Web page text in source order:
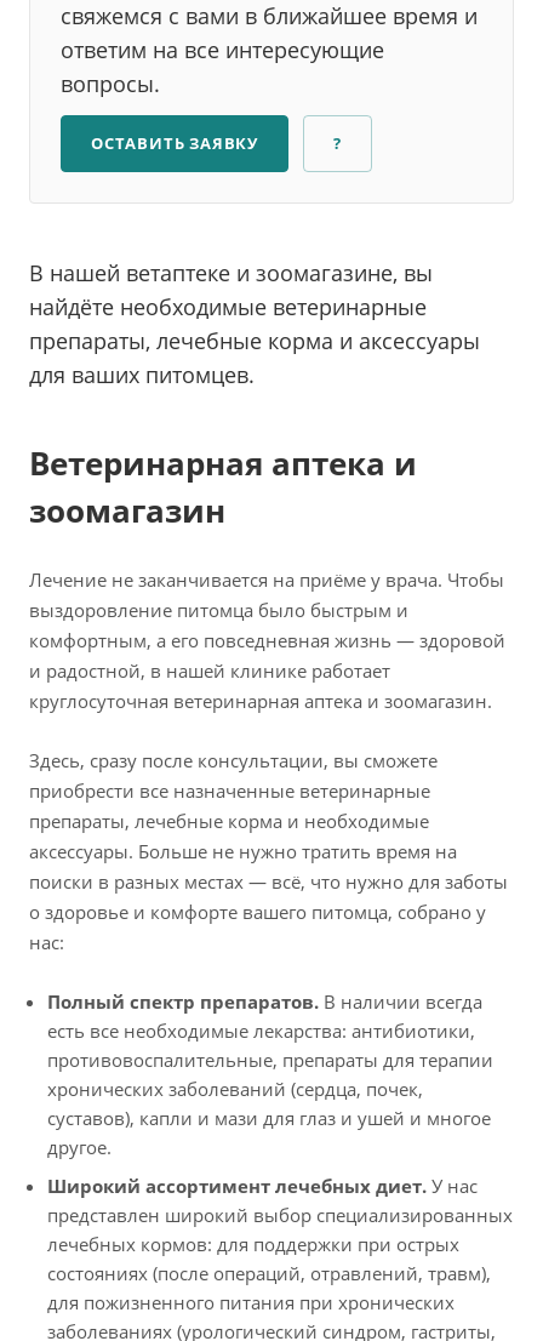
свяжемся с вами в ближайшее время и
ответим на все интересующие
вопросы.
ОСТАВИТЬ ЗАЯВКУ ?
В нашей ветаптеке и зоомагазине, вы
найдёте необходимые ветеринарные
препараты, лечебные корма и аксессуары
для ваших питомцев.
Ветеринарная аптека и
зоомагазин
Лечение не заканчивается на приёме у врача. Чтобы
выздоровление питомца было быстрым и
комфортным, а его повседневная жизнь — здоровой
и радостной, в нашей клинике работает
круглосуточная ветеринарная аптека и зоомагазин.
Здесь, сразу после консультации, вы сможете
приобрести все назначенные ветеринарные
препараты, лечебные корма и необходимые
аксессуары. Больше не нужно тратить время на
поиски в разных местах — всё, что нужно для заботы
о здоровье и комфорте вашего питомца, собрано у
нас:
Полный спектр препаратов. В наличии всегда
есть все необходимые лекарства: антибиотики,
противовоспалительные, препараты для терапии
хронических заболеваний (сердца, почек,
суставов), капли и мази для глаз и ушей и многое
другое.
Широкий ассортимент лечебных диет. У нас
представлен широкий выбор специализированных
лечебных кормов: для поддержки при острых
состояниях (после операций, отравлений, травм),
для пожизненного питания при хронических
заболеваниях (урологический синдром, гастриты,